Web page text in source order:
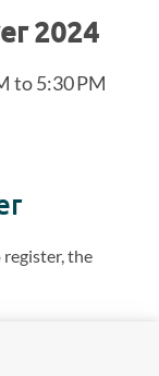
2024
to 5:30 PM
the